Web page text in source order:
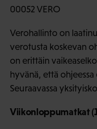
00052 VERO
Verohallinto on
verotusta koskevan
on erittäin
hyvänä, että
Seuraavassa
Viikonloppumatkat